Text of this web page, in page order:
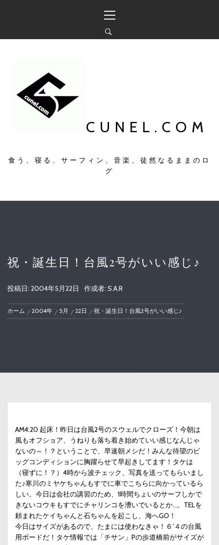
ン
イ
ン
メ
CUNEL.COM
食う、寝る、サーフィン、音楽、徒然なるままのロ
グ
祝・誕生日！台風2号がいい感じ♪
投稿日: 2004年5月22日 作成者: S.A.R
ホーム 2004年 5月 22日 祝・誕生日！台風2号がいい感じ♪
AM4:20 起床！昨日は台風2号のスウェルでクローズ！今朝は
風もオフショア、うねりも落ち着き始めていい感じなんじゃ
ないの～！？ということで、早速朝メシだ！みんな待望のビ
ッグコンディションに胸躍らせて早起きしてます！タケは
（寝ずに！？）4時から波チェック、写真を送ってもらいまし
た♪寒川のミヤケちゃんもすでに車でこちらに向かっているら
しい。今日は会社の講習のため、1時間ちょいのサーフしかで
きないコウキもすでにチャリンコを漕いでいるとか…。TELを
頼まれたケイちゃんと石ちゃんを起こし、海へGO！
今日はサイズがあるので、たまには使わなきゃ！６’４の台風
用ボードだ！タケ情報では「チサン」Pの歩道橋前がサイズが